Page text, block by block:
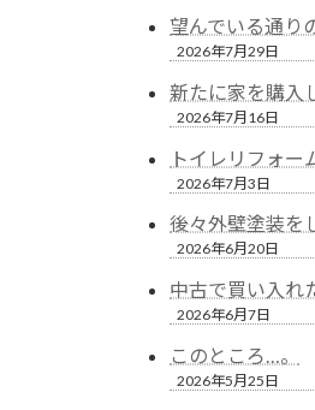
望んでいる通り
2026年7月29日
新たに家を購入
2026年7月16日
トイレリフォー
2026年7月3日
後々外壁塗装を
2026年6月20日
中古で買い入れ
2026年6月7日
このところ…。
2026年5月25日